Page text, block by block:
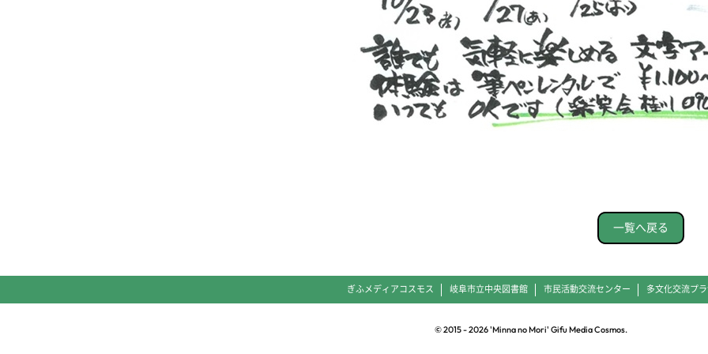
一覧へ戻る
ぎふメディアコスモス 岐阜市立中央図書館 市民活動交流センター 多文化交流プ
© 2015 -2026'Minna no Mori' Gifu Media Cosmos.